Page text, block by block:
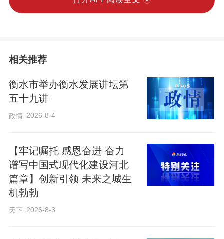
产品质量和产能都有显著提升。
路护栏网、市政交通护栏网等十多种，其
中40%为雄安定制，2025年面向雄安的销
售额突破5000万元。
升级为核心，联合科研院所研发新品，依
托省级质检平台统一标准，组织企业抱团
参与雄安招投标，从卖产品转向提供整体
方案。目前，已有百余家企业获得雄安新
区供货资质，提供产品超百种。
相关推荐
衡水市举办衡水发展讲坛第
五十九讲
政情 2026-8-4
【牢记嘱托 感恩奋进 奋力
谱写中国式现代化建设河北
篇章】创新引领 未来之城生
机勃勃
天下 2026-8-3